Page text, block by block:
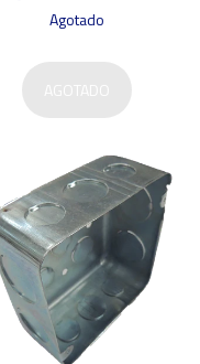
Agotado